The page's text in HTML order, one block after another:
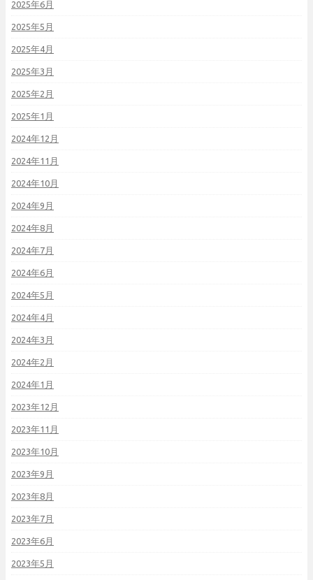
2025年6月
2025年5月
2025年4月
2025年3月
2025年2月
2025年1月
2024年12月
2024年11月
2024年10月
2024年9月
2024年8月
2024年7月
2024年6月
2024年5月
2024年4月
2024年3月
2024年2月
2024年1月
2023年12月
2023年11月
2023年10月
2023年9月
2023年8月
2023年7月
2023年6月
2023年5月